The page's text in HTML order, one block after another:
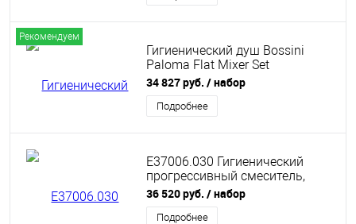
Рекомендуем
Гигиенический душ Bossini
Paloma Flat Mixer Set
E37011B.030 хром
34 827 руб. / набор
Подробнее
E37006.030 Гигиенический
прогрессивный смеситель,
лейка с клапаном подачи воды,
шланг Bossini
36 520 руб. / набор
Подробнее